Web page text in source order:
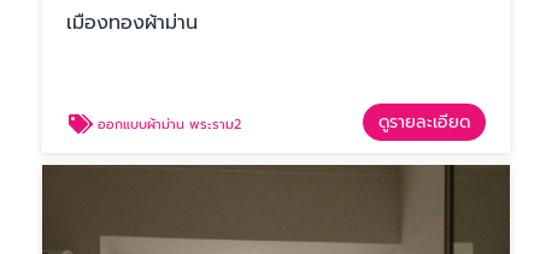
เมืองทองผ้าม่าน
ออกแบบผ้าม่าน พระราม2 ดูรายละเอียด